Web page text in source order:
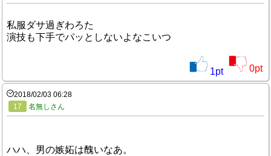
私服ダサ過ぎわろた
演技も下手でパッとしないよなこいつ
1pt 0pt
2018/02/03 06:28
17
名無しさん
ハハ、男の嫉妬は醜いなあ。